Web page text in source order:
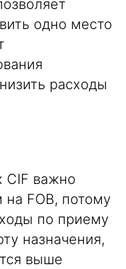
одно место
расходы
CIF важно
FOB, потому
по приему
назначения,
выше